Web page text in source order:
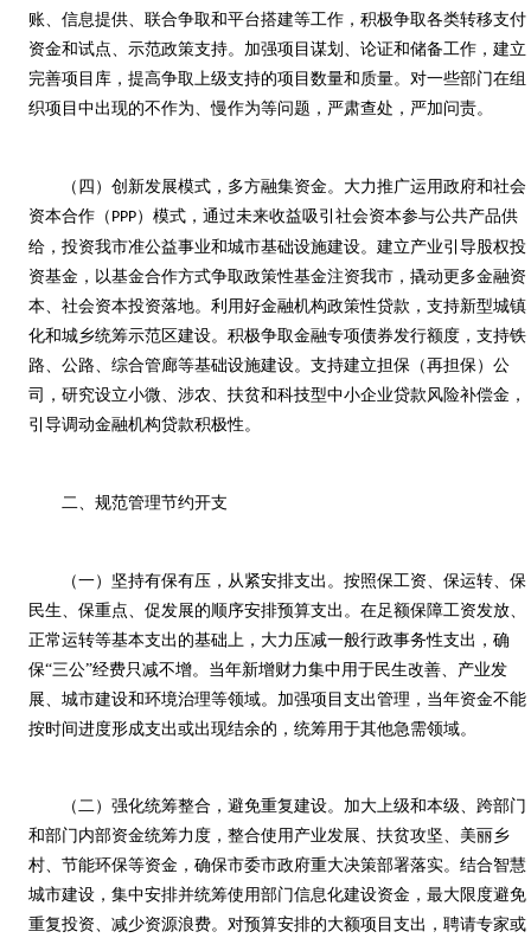
账、信息提供、联合争取和平台搭建等工作，积极争取各类转移支付
资金和试点、示范政策支持。加强项目谋划、论证和储备工作，建立
完善项目库，提高争取上级支持的项目数量和质量。对一些部门在组
织项目中出现的不作为、慢作为等问题，严肃查处，严加问责。
（四）创新发展模式，多方融集资金。大力推广运用政府和社会
资本合作（ PPP）模式，通过未来收益吸引社会资本参与公共产品供
给，投资我市准公益事业和城市基础设施建设。建立产业引导股权投
资基金，以基金合作方式争取政策性基金注资我市，撬动更多金融资
本、社会资本投资落地。利用好金融机构政策性贷款，支持新型城镇
化和城乡统筹示范区建设。积极争取金融专项债券发行额度，支持铁
路、公路、综合管廊等基础设施建设。支持建立担保（再担保）公
司，研究设立小微、涉农、扶贫和科技型中小企业贷款风险补偿金，
引导调动金融机构贷款积极性。
二、规范管理节约开支
（一）坚持有保有压，从紧安排支出。按照保工资、保运转、保
民生、保重点、促发展的顺序安排预算支出。在足额保障工资发放、
正常运转等基本支出的基础上，大力压减一般行政事务性支出，确
保“三公”经费只减不增。当年新增财力集中用于民生改善、产业发
展、城市建设和环境治理等领域。加强项目支出管理，当年资金不能
按时间进度形成支出或出现结余的，统筹用于其他急需领域。
（二）强化统筹整合，避免重复建设。加大上级和本级、跨部门
和部门内部资金统筹力度，整合使用产业发展、扶贫攻坚、美丽乡
村、节能环保等资金，确保市委市政府重大决策部署落实。结合智慧
城市建设，集中安排并统筹使用部门信息化建设资金，最大限度避免
重复投资、减少资源浪费。对预算安排的大额项目支出，聘请专家或